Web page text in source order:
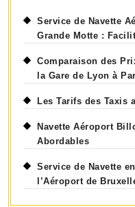
Service de Navette
Grande Motte :
Comparaison des
la Gare de Lyon à
Les Tarifs des Taxis
Navette Aéroport
Abordables
Service de Navette
l’Aéroport de